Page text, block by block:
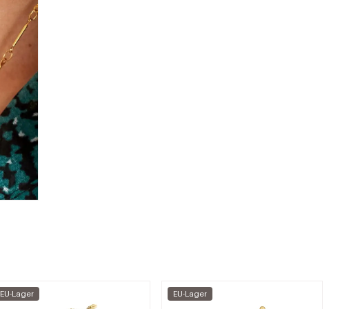
EU-Lager EU-Lager